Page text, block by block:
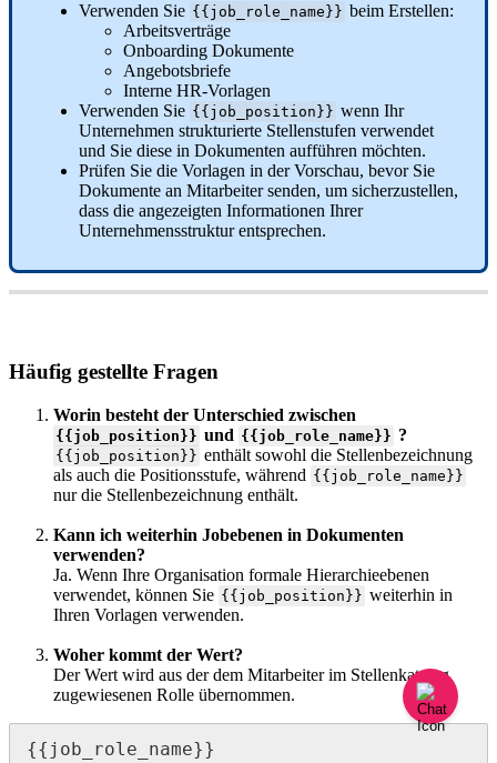
Verwenden Sie { { job_role_name } } beim Erstellen:
Arbeitsverträge
Onboarding Dokumente
Angebotsbriefe
Interne HR-Vorlagen
Verwenden Sie { { job_position } } wenn Ihr
Unternehmen strukturierte Stellenstufen verwendet
und Sie diese in Dokumenten aufführen möchten.
Prüfen Sie die Vorlagen in der Vorschau, bevor Sie
Dokumente an Mitarbeiter senden, um sicherzustellen,
dass die angezeigten Informationen Ihrer
Unternehmensstruktur entsprechen.
Häufig gestellte Fragen
Worin besteht der Unterschied zwischen
{ { job_position } } und { { job_role_name} } ?
{ { job_position } } enthält sowohl die Stellenbezeichnung
als auch die Positionsstufe, während { { job_role_name } }
nur die Stellenbezeichnung enthält.
Kann ich weiterhin Jobebenen in Dokumenten
verwenden?
Ja. Wenn Ihre Organisation formale Hierarchieebenen
verwendet, können Sie { { job_position } } weiterhin in
Ihren Vorlagen verwenden.
Woher kommt der Wert?
Der Wert wird aus der dem Mitarbeiter im Stellenkatalog
zugewiesenen Rolle übernommen.
{{ job_role_name}}